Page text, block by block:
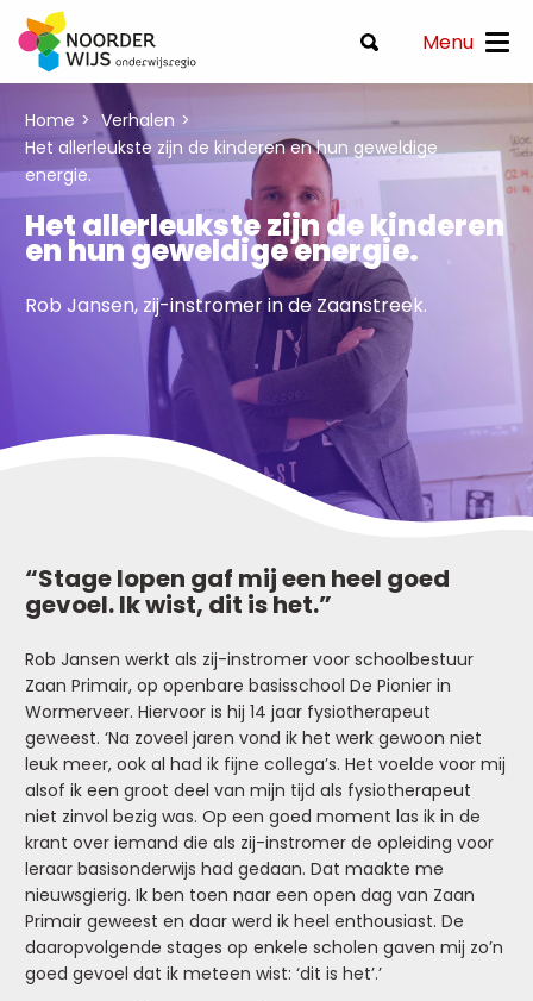
Menu
Home
Verhalen
Het allerleukste zijn de kinderen en hun geweldige
energie.
Het allerleukste zijn de kinderen
en hun geweldige energie.
Rob Jansen, zij-instromer in de Zaanstreek.
“Stage lopen gaf mij een heel goed
gevoel. Ik wist, dit is het.”
Rob Jansen werkt als zij-instromer voor schoolbestuur
Zaan Primair, op openbare basisschool De Pionier in
Wormerveer. Hiervoor is hij 14 jaar fysiotherapeut
geweest. ‘Na zoveel jaren vond ik het werk gewoon niet
leuk meer, ook al had ik fijne collega’s. Het voelde voor mij
alsof ik een groot deel van mijn tijd als fysiotherapeut
niet zinvol bezig was. Op een goed moment las ik in de
krant over iemand die als zij-instromer de opleiding voor
leraar basisonderwijs had gedaan. Dat maakte me
nieuwsgierig. Ik ben toen naar een open dag van Zaan
Primair geweest en daar werd ik heel enthousiast. De
daaropvolgende stages op enkele scholen gaven mij zo’n
goed gevoel dat ik meteen wist: ‘dit is het’.’